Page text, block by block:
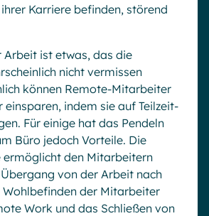
Karriere befinden, störend
Arbeit ist etwas, das die
nicht vermissen
können Remote-Mitarbeiter
einsparen, indem sie auf Teilzeit-
Für einige hat das Pendeln
Büro jedoch Vorteile. Die
ermöglicht den Mitarbeitern
von der Arbeit nach
Wohlbefinden der Mitarbeiter
Work und das Schließen von